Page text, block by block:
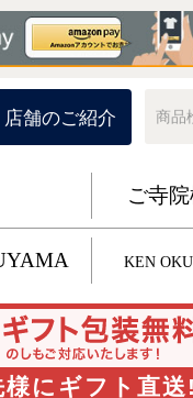
店舗のご紹介
ご寺
KEN
にギフト直